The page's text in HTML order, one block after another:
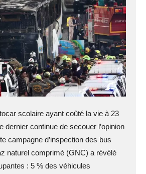
scolaire ayant coûté la vie à 23
dernier continue de secouer l’opinion
campagne d’inspection des bus
naturel comprimé (GNC) a révélé
: 5 % des véhicules